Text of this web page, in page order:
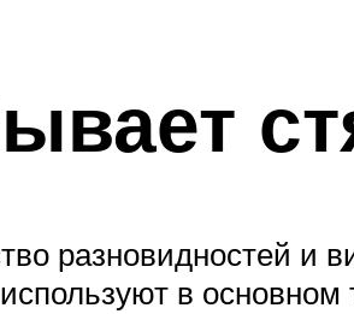
разновидностей и
в